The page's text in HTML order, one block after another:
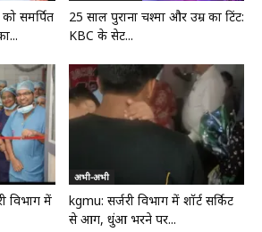
समर्पित
25 साल पुराना चश्मा और उम्र का टिंट:
KBC के सेट...
विभाग में
अभी-अभी
kgmu: सर्जरी विभाग में शॉर्ट सर्किट
से आग, धुंआ भरने पर...